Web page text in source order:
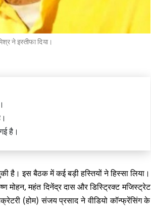
ने इस्तीफा दिया।
है।
है। इस बैठक में कई बड़ी हस्तियों ने हिस्सा लिया।
मोहन, महंत दिनेंद्र दास और डिस्ट्रिक्ट मजिस्ट्रेट
(होम) संजय प्रसाद ने वीडियो कॉन्फ्रेंसिंग के